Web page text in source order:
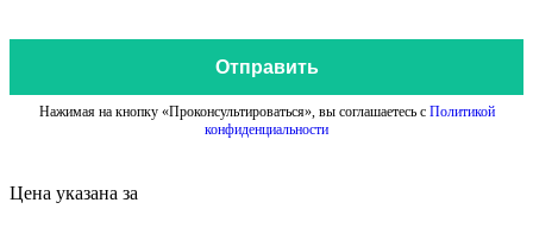
Отправить
Нажимая на кнопку «Проконсультироваться», вы соглашаетесь с Политикой
конфиденциальности
Цена указана за